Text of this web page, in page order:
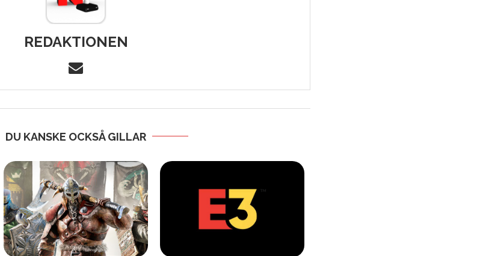
REDAKTIONEN
DU KANSKE OCKSÅ GILLAR